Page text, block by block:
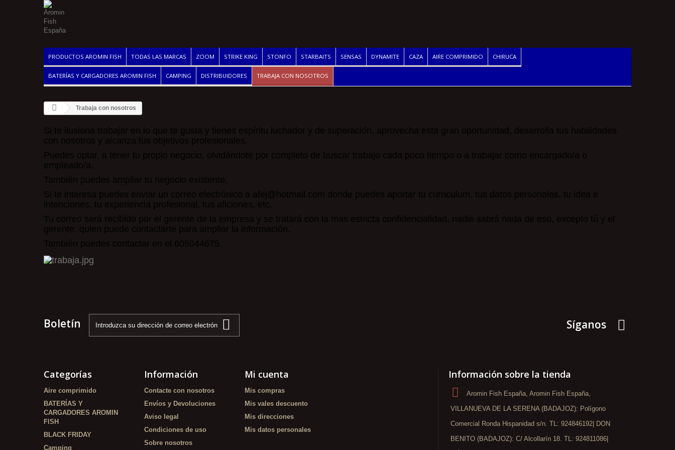
PRODUCTOS AROMIN FISH TODAS LAS MARCAS ZOOM STRIKE KING STONFO STARBAITS SENSAS DYNAMITE CAZA AIRE COMPRIMIDO CHIRUCA
BATERÍAS Y CARGADORES AROMIN FISH CAMPING DISTRIBUIDORES TRABAJA CON NOSOTROS
Trabaja con nosotros
Si te ilusiona trabajar en lo que te gusta y tienes espíritu luchador y de superación, aprovecha esta gran oportunidad, desarrolla tus habilidades
con nosotros y alcanza tus objetivos profesionales.
Puedes optar, a tener tu propio negocio, olvidándote por completo de buscar trabajo cada poco tiempo o a trabajar como encargado/a o
empleado/a.
También puedes ampliar tu negocio existente.
Si te interesa puedes enviar un correo electrónico a afej@hotmail.com donde puedes aportar tu curriculum, tus datos personales, tu idea e
intenciones, tu experiencia profesional, tus aficiones, etc.
Tu correo será recibido por el gerente de la empresa y se tratará con la mas estricta confidencialidad, nadie sabrá nada de eso, excepto tú y el
gerente, quien puede contactarte para ampliar la información.
También puedes contactar en el 605044675.
Boletín Síganos
Categorías
Aire comprimido
BATERÍAS Y
CARGADORES AROMIN
FISH
BLACK FRIDAY
Camping
Información
Contacte con nosotros
Envíos y Devoluciones
Aviso legal
Condiciones de uso
Sobre nosotros
Mi cuenta
Mis compras
Mis vales descuento
Mis direcciones
Mis datos personales
Información sobre la tienda
Aromin Fish España, Aromin Fish España,
VILLANUEVA DE LA SERENA (BADAJOZ): Polígono
Comercial Ronda Hispanidad s/n. TL: 924846192| DON
BENITO (BADAJOZ): C/ Alcollarín 18. TL: 924811086|